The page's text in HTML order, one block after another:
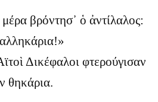
βρόντησ᾿ ὁ ἀντίλαλος:
Δικέφαλοι φτερούγισαν
θηκάρια.